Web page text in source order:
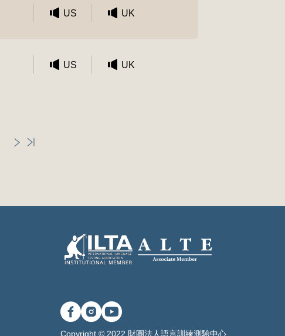
US UK
US UK
Copyright © 2022 財團法人語言訓練測驗中心